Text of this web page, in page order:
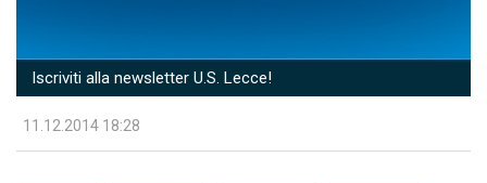
Iscriviti alla newsletter U.S. Lecce!
11.12.2014 18:28